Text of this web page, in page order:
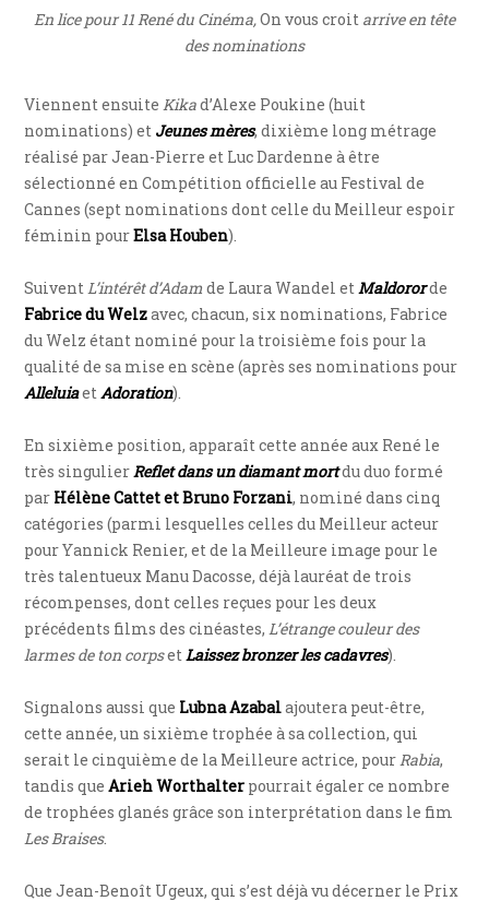
En lice pour 11 René du Cinéma,On vous croit arrive en tête
des nominations
Viennent ensuiteKikad’Alexe Poukine (huit
nominations) et Jeunes mères, dixième long métrage
réalisé par Jean-Pierre et Luc Dardenne à être
sélectionné en Compétition officielle au Festival de
Cannes (sept nominations dont celle du Meilleur espoir
féminin pourElsa Houben).
SuiventL’intérêt d’Adam de Laura Wandel etMaldororde
Fabrice du Welzavec, chacun, six nominations, Fabrice
du Welz étant nominé pour la troisième fois pour la
qualité de sa mise en scène (après ses nominations pour
AlleluiaetAdoration).
En sixième position, apparaît cette année aux René le
très singulierReflet dans un diamant mortdu duo formé
par Hélène Cattet et Bruno Forzani, nominé dans cinq
catégories (parmi lesquelles celles du Meilleur acteur
pour Yannick Renier, et de la Meilleure image pour le
très talentueux Manu Dacosse, déjà lauréat de trois
récompenses, dont celles reçues pour les deux
précédents films des cinéastes,L’étrange couleur des
larmes de ton corpsetLaissez bronzer les cadavres).
Signalons aussi que Lubna Azabalajoutera peut-être,
cette année, un sixième trophée à sa collection, qui
serait le cinquième de la Meilleure actrice, pourRabia,
tandis queArieh Worthalter pourrait égaler ce nombre
de trophées glanés grâce son interprétation dans le fim
Les Braises.
Que Jean-Benoît Ugeux, qui s’est déjà vu décerner le Prix